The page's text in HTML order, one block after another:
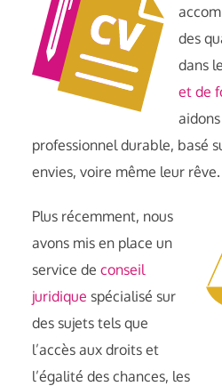
des
dans
et de
professionnel durable, basé
envies, voire même leur rêve.
Plus récemment, nous
avons mis en place un
service de conseil
juridique spécialisé sur
des sujets tels que
l’accès aux droits et
l’égalité des chances, les